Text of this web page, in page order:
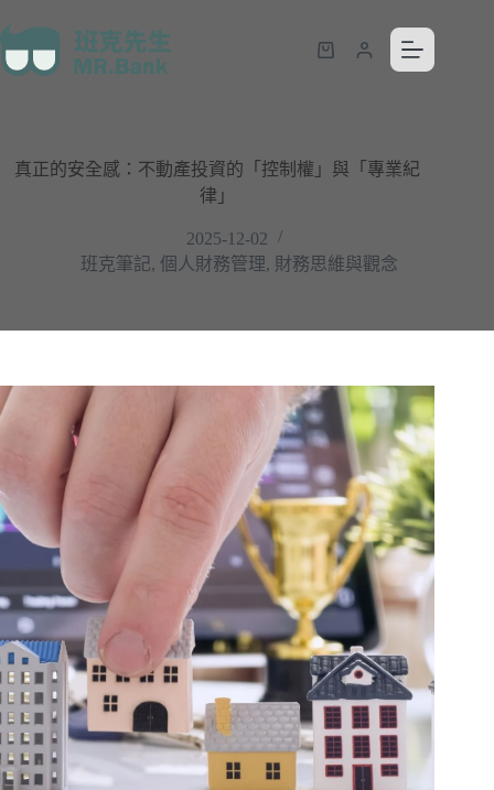
真正的安全感：不動產投資的「控制權」與「專業紀
律」
2025-12-02
班克筆記,個人財務管理, 財務思維與觀念